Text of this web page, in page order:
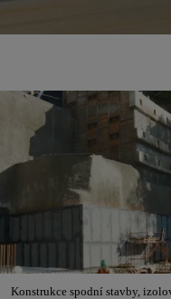
Konstrukce spodní stavby,